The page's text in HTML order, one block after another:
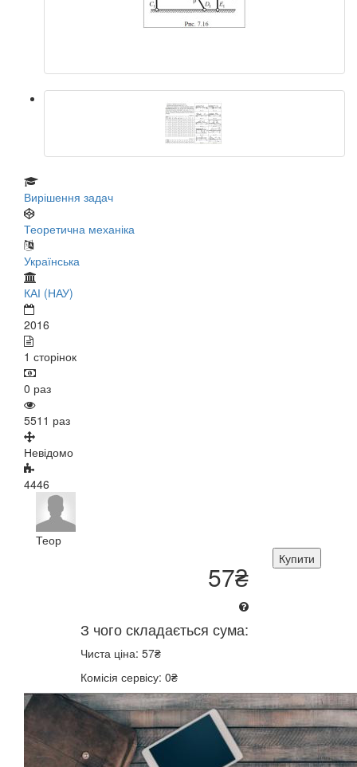
Вирішення задач
Теоретична механіка
Українська
КАІ (НАУ)
2016
1 сторінок
0 раз
5511 раз
Невідомо
4446
Теор
Купити
57₴
З чого складається сума:
Чиста ціна: 57₴
Комісія сервісу: 0₴